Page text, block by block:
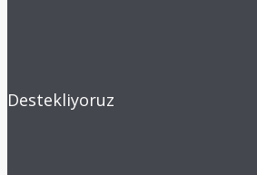
Destekliyoruz